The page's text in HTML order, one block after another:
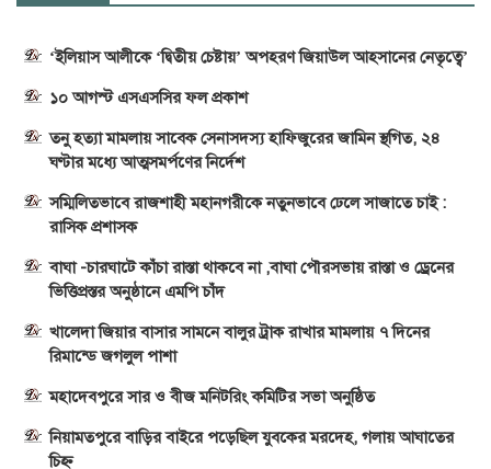
‘ইলিয়াস আলীকে ‘দ্বিতীয় চেষ্টায়’ অপহরণ জিয়াউল আহসানের নেতৃত্বে’
১০ আগস্ট এসএসসির ফল প্রকাশ
তনু হত্যা মামলায় সাবেক সেনাসদস্য হাফিজুরের জামিন স্থগিত, ২৪
ঘণ্টার মধ্যে আত্মসমর্পণের নির্দেশ
সম্মিলিতভাবে রাজশাহী মহানগরীকে নতুনভাবে ঢেলে সাজাতে চাই :
রাসিক প্রশাসক
বাঘা -চারঘাটে কাঁচা রাস্তা থাকবে না ,বাঘা পৌরসভায় রাস্তা ও ড্রেনের
ভিত্তিপ্রস্তর অনুষ্ঠানে এমপি চাঁদ
খালেদা জিয়ার বাসার সামনে বালুর ট্রাক রাখার মামলায় ৭ দিনের
রিমান্ডে জগলুল পাশা
মহাদেবপুরে সার ও বীজ মনিটরিং কমিটির সভা অনুষ্ঠিত
নিয়ামতপুরে বাড়ির বাইরে পড়েছিল যুবকের মরদেহ, গলায় আঘাতের
চিহ্ন